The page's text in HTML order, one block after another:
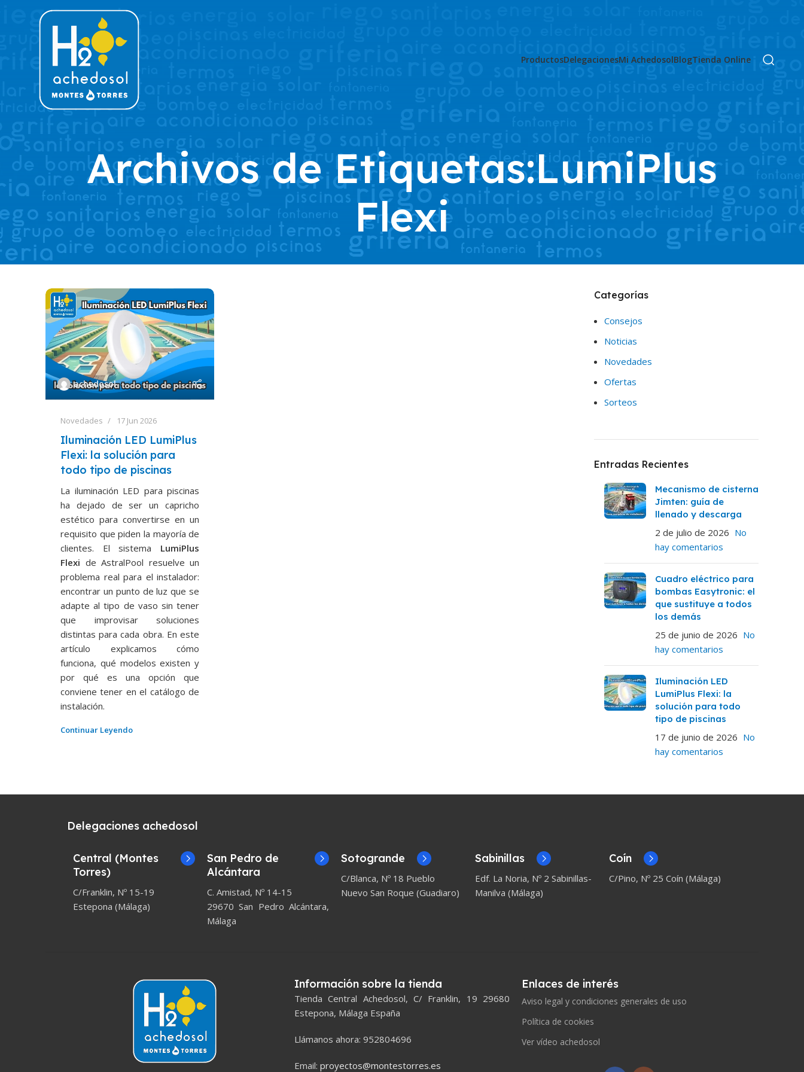
ProductosDelegacionesMi AchedosolBlogTienda Online
Archivos de Etiquetas:LumiPlus
Flexi
achedosol
Novedades 17 Jun 2026
Iluminación LED LumiPlus
Flexi: la solución para
todo tipo de piscinas
La iluminación LED para piscinas
ha dejado de ser un capricho
estético para convertirse en un
requisito que piden la mayoría de
clientes. El sistema LumiPlus
Flexi de AstralPool resuelve un
problema real para el instalador:
encontrar un punto de luz que se
adapte al tipo de vaso sin tener
que improvisar soluciones
distintas para cada obra. En este
artículo explicamos cómo
funciona, qué modelos existen y
por qué es una opción que
conviene tener en el catálogo de
instalación.
Continuar Leyendo
Categorías
Consejos
Noticias
Novedades
Ofertas
Sorteos
Entradas Recientes
Mecanismo de cisterna
Jimten: guía de
llenado y descarga
2 de julio de 2026 No
hay comentarios
Cuadro eléctrico para
bombas Easytronic: el
que sustituye a todos
los demás
25 de junio de 2026 No
hay comentarios
Iluminación LED
LumiPlus Flexi: la
solución para todo
tipo de piscinas
17 de junio de 2026 No
hay comentarios
Delegaciones achedosol
Central (Montes
Torres)
C/Franklin, Nº 15-19
Estepona (Málaga)
San Pedro de
Alcántara
C. Amistad, Nº 14-15
29670 San Pedro Alcántara,
Málaga
Sotogrande
C/Blanca, Nº 18 Pueblo
Nuevo San Roque (Guadiaro)
Sabinillas
Edf. La Noria, Nº 2 Sabinillas-
Manilva (Málaga)
Coín
C/Pino, Nº 25 Coín (Málaga)
Información sobre la tienda
Tienda Central Achedosol, C/ Franklin, 19 29680
Estepona, Málaga España
Llámanos ahora: 952804696
Email: proyectos@montestorres.es
Enlaces de interés
Aviso legal y condiciones generales de uso
Política de cookies
Ver vídeo achedosol